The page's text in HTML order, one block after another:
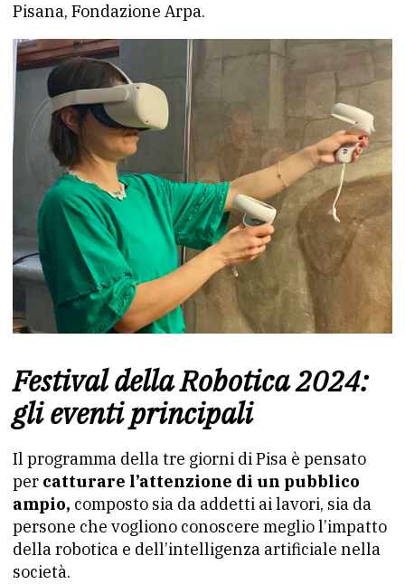
Pisana, Fondazione Arpa.
Festival della Robotica 2024:
gli eventi principali
Il programma della tre giorni di Pisa è pensato
per catturare l’attenzione di un pubblico
ampio, composto sia da addetti ai lavori, sia da
persone che vogliono conoscere meglio l’impatto
della robotica e dell’intelligenza artificiale nella
società.